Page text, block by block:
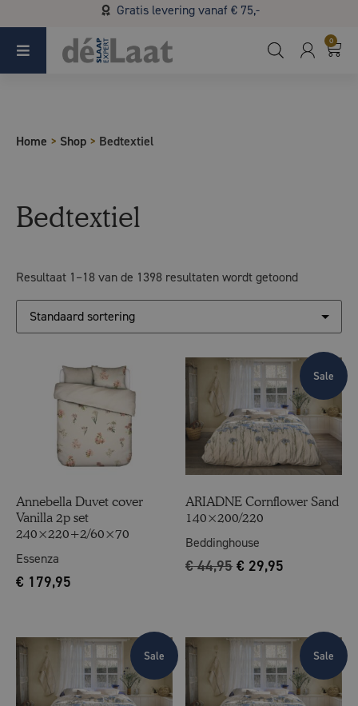
Gratis levering vanaf € 75,-
Koopzondag 29 maart in Bladel van 13.00 - 17.00
0
Home > Shop > Bedtextiel
Bedtextiel
Resultaat 1–18 van de 1398 resultaten wordt getoond
Annebella Duvet cover
Vanilla 2p set
240×220+2/60×70
Essenza
€ 179,95
Sale
ARIADNE Cornflower Sand
140×200/220
Beddinghouse
€44,95 € 29,95
Sale Sale